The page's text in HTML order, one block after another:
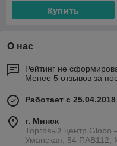
Купить
О нас
Рейтинг не
Менее 5 отзывов за
Работает с 25.04.2018
г. Минск
Торговый центр Globo
Уманская, 54 ПАВ112,